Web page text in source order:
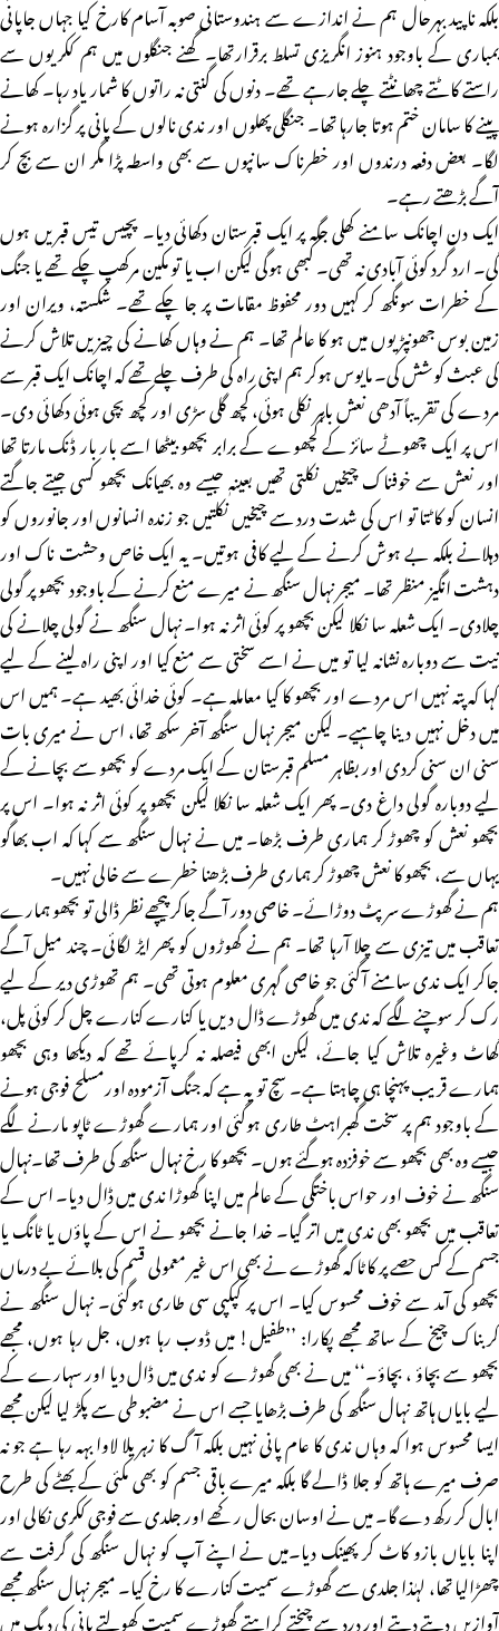
بلکہ ناپید بہرحال ہم نے اندازے سے ہندوستانی صوبہ آسام کارخ کیا جہاں جاپانی
بمباری کے باوجود ہنوز انگریزی تسلط برقرارتھا۔ گھنے جنگلوں میں ہم ککریوں سے
راستے کاٹتے چھانٹتے چلے جارہے تھے۔ دنوں کی گنتی نہ راتوں کا شمار یاد رہا۔ کھانے
پینے کا سامان ختم ہوتا جارہا تھا۔ جنگلی پھلوں اور ندی نالوں کے پانی پر گزارہ ہونے
لگا۔ بعض دفعہ درندوں اور خطرناک سانپوں سے بھی واسطہ پڑا مگر ان سے بچ کر
آگے بڑھتے رہے۔
ایک دن اچانک سامنے کھلی جگہ پر ایک قبرستان دکھائی دیا۔ پچیس تیس قبریں ہوں
گی۔ ارد گرد کوئی آبادی نہ تھی۔ کبھی ہوگی لیکن اب یا تو مکین مرکھپ چکے تھے یا جنگ
کے خطرات سونگھ کر کہیں دور محفوظ مقامات پر جا چکے تھے۔ شکستہ، ویران اور
زمین بوس جھونپڑیوں میں ہو کا عالم تھا۔ ہم نے وہاں کھانے کی چیزیں تلاش کرنے
کی عبث کوشش کی۔ مایوس ہوکر ہم اپنی راہ کی طرف چلے تھے کہ اچانک ایک قبر سے
مردے کی تقریباً آدھی نعش باہر نکلی ہوئی، کچھ گلی سڑی اور کچھ بچی ہوئی دکھائی دی۔
اس پر ایک چھوٹے سائز کے کچھوے کے برابر بچھو بیٹھا اسے بار بار ڈنک مارتا تھا
اور نعش سے خوفناک چیخیں نکلتی تھیں بعینہٖ جیسے وہ بھیانک بچھو کسی جیتے جاگتے
انسان کو کاٹتا تو اس کی شدت درد سے چیخیں نکلتیں جو زندہ انسانوں اور جانوروں کو
دہلانے بلکہ بے ہوش کرنے کے لیے کافی ہوتیں۔ یہ ایک خاص وحشت ناک اور
دہشت انگیز منظر تھا۔ میجر نہال سنگھ نے میرے منع کرنے کے باوجود بچھو پر گولی
چلادی۔ ایک شعلہ سا نکلا لیکن بچھو پر کوئی اثر نہ ہوا۔ نہال سنگھ نے گولی چلانے کی
نیت سے دوبارہ نشانہ لیا تو میں نے اسے سختی سے منع کیا اور اپنی راہ لینے کے لیے
کہا کہ پتہ نہیں اس مردے اور بچھو کا کیا معاملہ ہے۔ کوئی خدائی بھید ہے۔ ہمیں اس
میں دخل نہیں دینا چاہیے۔ لیکن میجر نہال سنگھ آخر سکھ تھا، اس نے میری بات
سنی ان سنی کردی اور بظاہر مسلم قبرستان کے ایک مردے کو بچھو سے بچانے کے
لیے دوبارہ گولی داغ دی۔ پھر ایک شعلہ سا نکلا لیکن بچھو پر کوئی اثر نہ ہوا۔ اس پر
بچھو نعش کو چھوڑ کر ہماری طرف بڑھا۔ میں نے نہال سنگھ سے کہا کہ اب بھاگو
یہاں سے، بچھو کا نعش چھوڑ کر ہماری طرف بڑھنا خطرے سے خالی نہیں۔
ہم نے گھوڑے سرپٹ دوڑائے۔ خاصی دور آگے جاکر پیچھے نظر ڈالی تو بچھو ہمارے
تعاقب میں تیزی سے چلا آرہا تھا۔ ہم نے گھوڑوں کو پھر ایڑ لگائی۔ چند میل آگے
جاکر ایک ندی سامنے آگئی جو خاصی گہری معلوم ہوتی تھی۔ ہم تھوڑی دیر کے لیے
رک کر سوچنے لگے کہ ندی میں گھوڑے ڈال دیں یا کنارے کنارے چل کر کوئی پل،
گھاٹ وغیرہ تلاش کیا جائے، لیکن ابھی فیصلہ نہ کرپائے تھے کہ دیکھا وہی بچھو
ہمارے قریب پہنچا ہی چاہتا ہے۔ سچ تو یہ ہے کہ جنگ آزمودہ اورمسلح فوجی ہونے
کے باوجود ہم پر سخت گھبراہٹ طاری ہوگئی اور ہمارے گھوڑے ٹاپو مارنے لگے
جیسے وہ بھی بچھو سے خوفزدہ ہوگئے ہوں۔ بچھو کا رخ نہال سنگھ کی طرف تھا۔نہال
سنگھ نے خوف اور حواس باختگی کے عالم میں اپنا گھوڑا ندی میں ڈال دیا۔ اس کے
تعاقب میں بچھو بھی ندی میں اتر گیا۔ خدا جانے بچھو نے اس کے پاؤں یا ٹانگ یا
جسم کے کس حصے پر کاٹا کہ گھوڑے نے بھی اس غیر معمولی قسم کی بلائے بے درماں
بچھو کی آمد سے خوف محسوس کیا۔ اس پر کپکپی سی طاری ہوگئی۔ نہال سنگھ نے
کربناک چیخ کے ساتھ مجھے پکارا: ’’طفیل! میں ڈوب رہا ہوں، جل رہا ہوں، مجھے
بچھو سے بچاؤ ، بچاؤ۔‘‘ میں نے بھی گھوڑے کو ندی میں ڈال دیا اور سہارے کے
لیے بایاں ہاتھ نہال سنگھ کی طرف بڑھایا جسے اس نے مضبوطی سے پکڑ لیا لیکن مجھے
ایسا محسوس ہوا کہ وہاں ندی کا عام پانی نہیں بلکہ آگ کا زہریلا لاوا بہہ رہا ہے جو نہ
صرف میرے ہاتھ کو جلا ڈالے گا بلکہ میرے باقی جسم کو بھی مکئی کے بھٹے کی طرح
ابال کر رکھ دے گا۔ میں نے اوسان بحال رکھے اور جلدی سے فوجی ککری نکالی اور
اپنا بایاں بازو کاٹ کر پھینک دیا۔میں نے اپنے آپ کو نہال سنگھ کی گرفت سے
چھڑالیا تھا، لہٰذا جلدی سے گھوڑے سمیت کنارے کا رخ کیا۔ میجر نہال سنگھ مجھے
آوازیں دیتے دیتے اور درد سے چیختے کراہتے گھوڑے سمیت کھولتے پانی کی دیگ میں